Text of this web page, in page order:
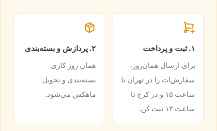
۱. ثبت و پرداخت
برای ارسال همان‌روز،
سفارش‌ات را در تهران تا
ساعت ۱۵ و در کرج تا
ساعت ۱۳ ثبت کن.
۲. پردازش و بسته‌بندی
همان روز کاری
بسته‌بندی و تحویل
ماهکس می‌شود.